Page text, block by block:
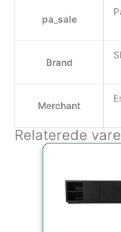
pa_sale
Brand
Merchant
Relaterede